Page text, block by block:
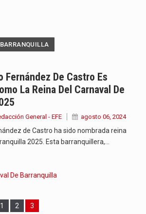
Fernández De Castro Es
La Reina Del Carnaval De
General - EFE agosto 06, 2024
de Castro ha sido nombrada reina
2025. Esta barranquillera,…
De Barranquilla
Page
1 Page
2 Page
3